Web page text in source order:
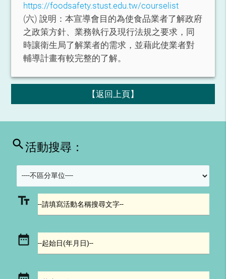
https://foodsafety.stust.edu.tw/courselist
(六) 說明：本宣導會目的為使食品業者了解政府
之政策方針、業務執行及現行法規之要求，同
時讓衛生局了解業者的需求，並藉此使業者對
輔導計畫有較完整的了解。
【返回上頁】
search活動搜尋：
text_fields --請填寫活動名稱搜尋文字--
date_range --起始日(年月日)--